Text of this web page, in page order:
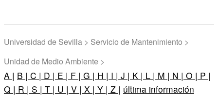
Universidad de Sevilla > Servicio de Mantenimiento >
Unidad de Medio Ambiente >
A | B | C | D | E | F | G | H | I | J | K | L | M | N | O | P |
Q | R | S | T | U | V | X | Y | Z | última información